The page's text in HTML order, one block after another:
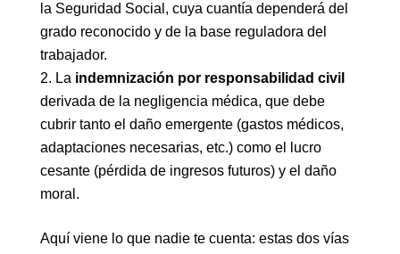
la Seguridad Social, cuya cuantía dependerá del
grado reconocido y de la base reguladora del
trabajador.
La indemnización por responsabilidad civil
derivada de la negligencia médica, que debe
cubrir tanto el daño emergente (gastos médicos,
adaptaciones necesarias, etc.) como el lucro
cesante (pérdida de ingresos futuros) y el daño
moral.
Aquí viene lo que nadie te cuenta: estas dos vías